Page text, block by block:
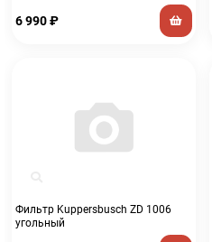
6 990₽
Фильтр Kuppersbusch ZD 1006
угольный